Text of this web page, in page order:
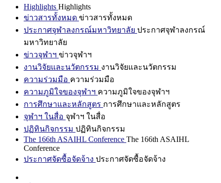
Highlights Highlights
ข่าวสารทั้งหมด ข่าวสารทั้งหมด
ประกาศจุฬาลงกรณ์มหาวิทยาลัย ประกาศจุฬาลงกรณ์
มหาวิทยาลัย
ข่าวจุฬาฯ ข่าวจุฬาฯ
งานวิจัยและนวัตกรรม งานวิจัยและนวัตกรรม
ความร่วมมือ ความร่วมมือ
ความภูมิใจของจุฬาฯ ความภูมิใจของจุฬาฯ
การศึกษาและหลักสูตร การศึกษาและหลักสูตร
จุฬาฯ ในสื่อ จุฬาฯ ในสื่อ
ปฏิทินกิจกรรม ปฏิทินกิจกรรม
The 166th ASAIHL Conference The 166th ASAIHL
Conference
ประกาศจัดซื้อจัดจ้าง ประกาศจัดซื้อจัดจ้าง